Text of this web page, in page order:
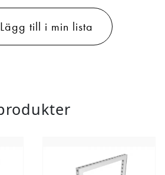
Lägg till i min lista